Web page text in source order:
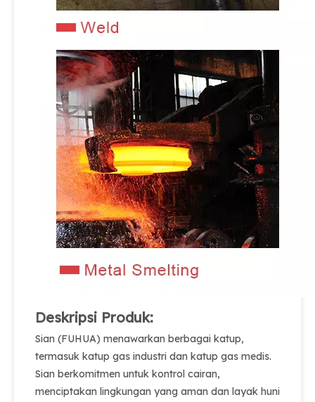
Deskripsi Produk:
Sian (FUHUA) menawarkan berbagai katup,
termasuk katup gas industri dan katup gas medis.
Sian berkomitmen untuk kontrol cairan,
menciptakan lingkungan yang aman dan layak huni